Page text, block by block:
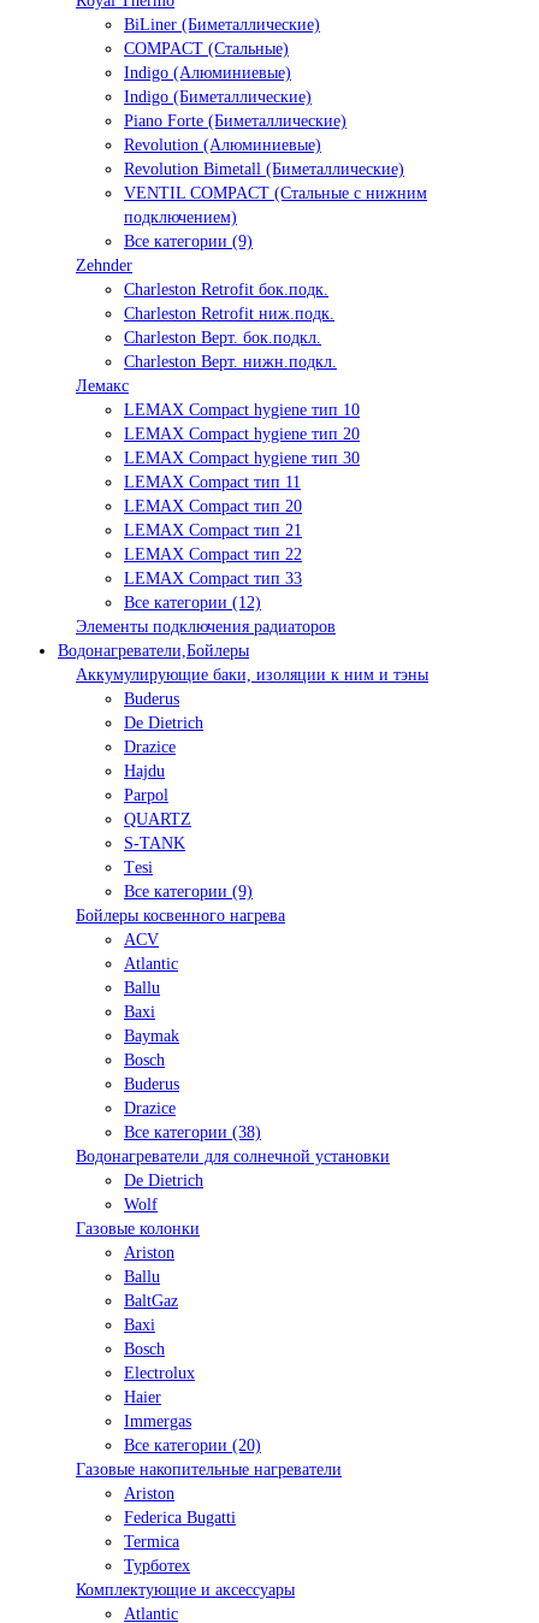
BiLiner (Биметаллические)
COMPACT (Стальные)
Indigo (Алюминиевые)
Indigo (Биметаллические)
Piano Forte (Биметаллические)
Revolution (Алюминиевые)
Revolution Bimetall (Биметаллические)
VENTIL COMPACT (Стальные с нижним
подключением)
Все категории (9)
Zehnder
Charleston Retrofit бок.подк.
Charleston Retrofit ниж.подк.
Charleston Верт. бок.подкл.
Charleston Верт. нижн.подкл.
Лемакс
LEMAX Compact hygiene тип 10
LEMAX Compact hygiene тип 20
LEMAX Compact hygiene тип 30
LEMAX Compact тип 11
LEMAX Compact тип 20
LEMAX Compact тип 21
LEMAX Compact тип 22
LEMAX Compact тип 33
Все категории (12)
Элементы подключения радиаторов
Водонагреватели,Бойлеры
Аккумулирующие баки, изоляции к ним и тэны
Buderus
De Dietrich
Drazice
Hajdu
Parpol
QUARTZ
S-TANK
Tеsi
Все категории (9)
Бойлеры косвенного нагрева
ACV
Atlantic
Ballu
Baxi
Baymak
Bosch
Buderus
Drazice
Все категории (38)
Водонагреватели для солнечной установки
De Dietrich
Wolf
Газовые колонки
Ariston
Ballu
BaltGaz
Baxi
Bosсh
Electrolux
Haier
Immergas
Все категории (20)
Газовые накопительные нагреватели
Ariston
Federica Bugatti
Termica
Турботех
Комплектующие и аксессуары
Atlantic